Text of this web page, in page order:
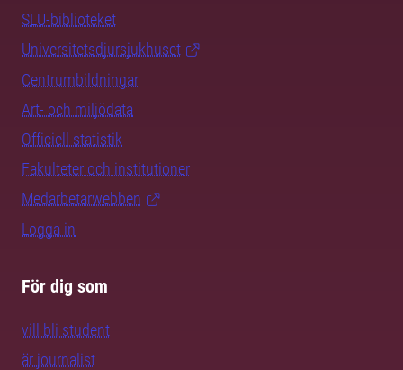
SLU-biblioteket
Universitetsdjursjukhuset
Centrumbildningar
Art- och miljödata
Officiell statistik
Fakulteter och institutioner
Medarbetarwebben
Logga in
För dig som
vill bli student
är journalist